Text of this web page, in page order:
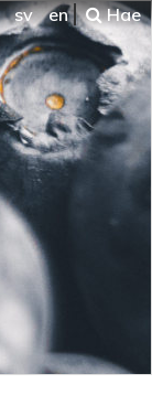
sv en Hae